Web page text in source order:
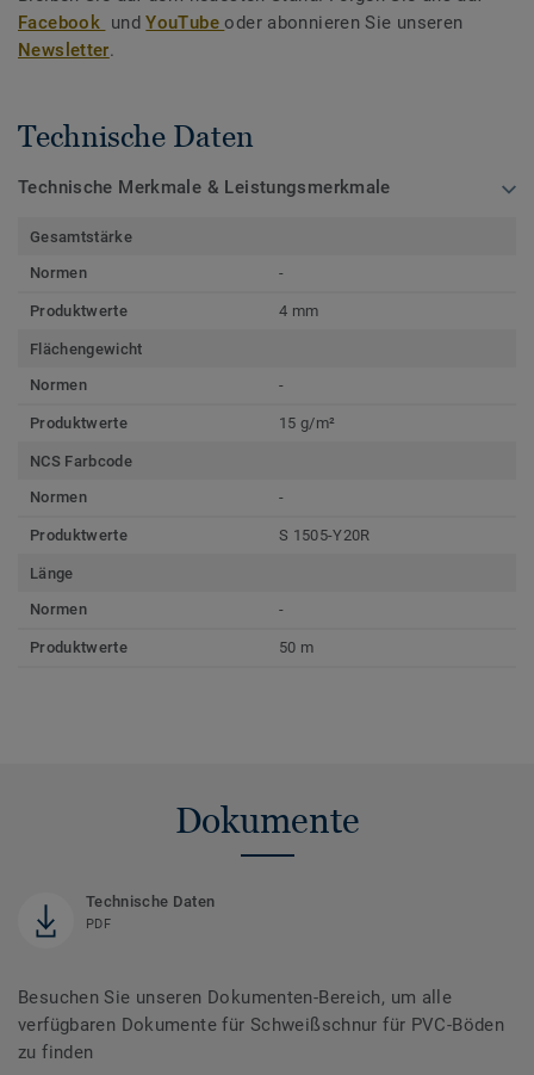
Facebook undYouTubeoder abonnieren Sie unseren
Newsletter.
Technische Daten
Technische Merkmale & Leistungsmerkmale
Gesamtstärke
Normen
-
Produktwerte 4 mm
Flächengewicht
Normen
-
Produktwerte 15 g/m²
NCS Farbcode
Normen
-
Produktwerte S 1505-Y20R
Länge
Normen
-
Produktwerte 50 m
Dokumente
Technische Daten
PDF
Besuchen Sie unseren Dokumenten-Bereich, um alle
verfügbaren Dokumente für Schweißschnur für PVC-Böden
zu finden